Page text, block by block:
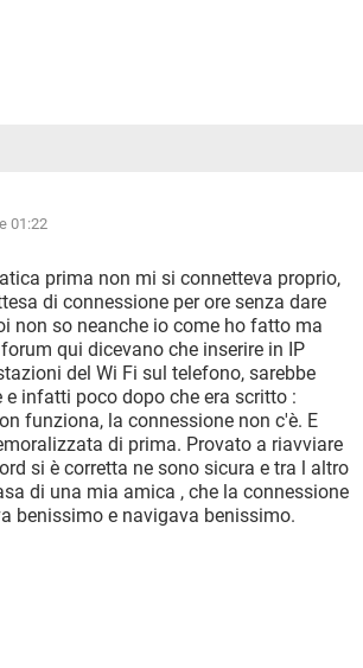
01:22
prima non mi si connetteva proprio,
di connessione per ore senza dare
non so neanche io come ho fatto ma
qui dicevano che inserire in IP
del Wi Fi sul telefono, sarebbe
infatti poco dopo che era scritto :
funziona, la connessione non c'è. E
di prima. Provato a riavviare
si è corretta ne sono sicura e tra l altro
di una mia amica , che la connessione
benissimo e navigava benissimo.